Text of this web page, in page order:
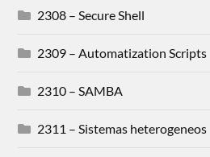
2308 – Secure Shell
2309 – Automatization Scripts
2310 – SAMBA
2311 – Sistemas heterogeneos